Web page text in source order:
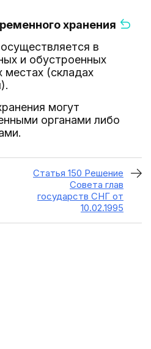
хранения
в
и обустроенных
(складах
могут
органами либо
Статья 150 Решение
Совета глав
государств СНГ от
10.02.1995